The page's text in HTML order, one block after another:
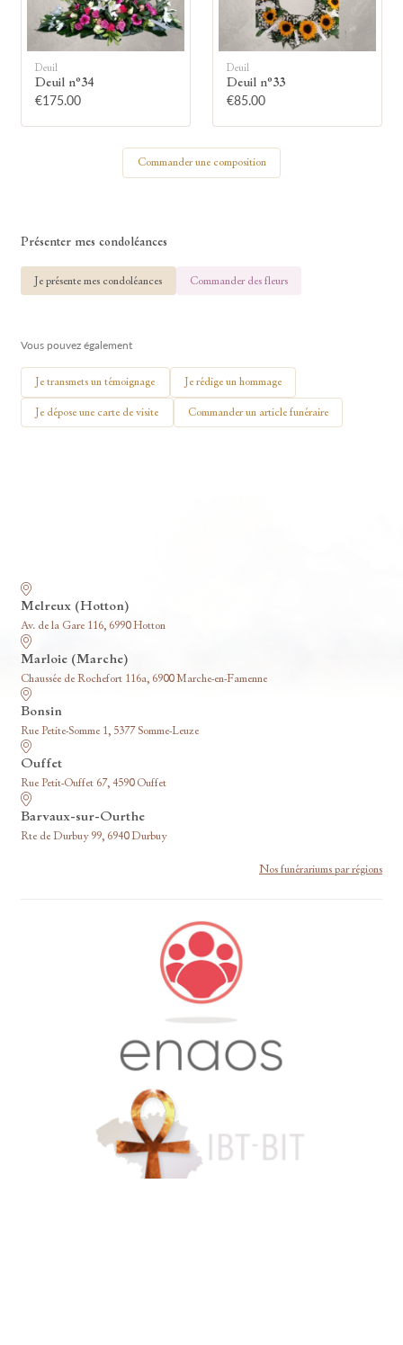
Votre prénom
Deuil
Deuil n°34
€175.00
Deuil
Deuil n°33
€85.00
Commander une composition
Présenter mes condoléances
Je présente mes condoléances Commander des fleurs
Vous pouvez également
Je transmets un témoignage Je rédige un hommage
Je dépose une carte de visite Commander un article funéraire
Melreux (Hotton)
Av. de la Gare 116, 6990 Hotton
Marloie (Marche)
Chaussée de Rochefort 116a, 6900 Marche-en-Famenne
Bonsin
Rue Petite-Somme 1, 5377 Somme-Leuze
Ouffet
Rue Petit-Ouffet 67, 4590 Ouffet
Barvaux-sur-Ourthe
Rte de Durbuy 99, 6940 Durbuy
Nos funérariums par régions